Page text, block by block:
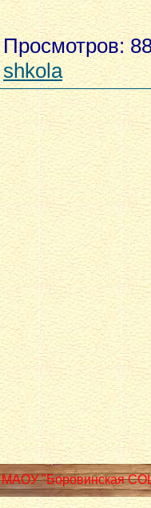
Просмотров:
shkola
МАОУ "Боровинская